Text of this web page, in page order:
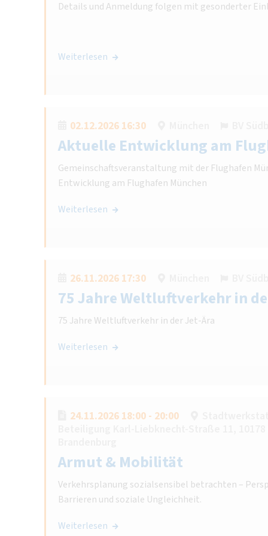
Details und Anmeldung folgen mit gesonderter
Weiterlesen
02.12.2026 16:30
Aktuelle Entwicklung am
Gemeinschaftsveranstaltung mit der Flughafen
Entwicklung am Flughafen München
Weiterlesen
26.11.2026 17:30
75 Jahre Weltluftverkehr in
75 Jahre Weltluftverkehr in der Jet-Ära
Weiterlesen
24.11.2026 18:00 - 20:00
Armut & Mobilität
Verkehrsplanung sozialsensibel betrachten –
Barrieren und soziale Ungleichheit.
Weiterlesen